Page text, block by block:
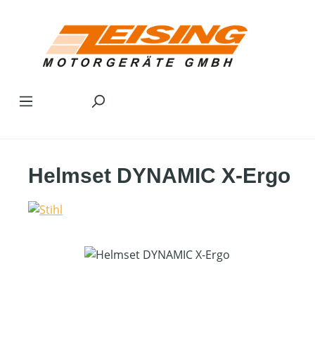
Helmset DYNAMIC X-Ergo
Bildergalerie überspringen